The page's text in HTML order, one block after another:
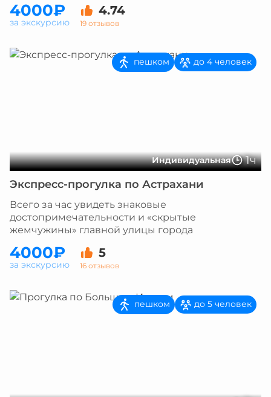
4000₽ 4.74
19 отзывов
за экскурсию
Индивидуальная 1ч
пешком до 4 человек
Экспресс-прогулка по Астрахани
Всего за час увидеть знаковые
достопримечательности и «скрытые
жемчужины» главной улицы города
4000₽ 5
16 отзывов
за экскурсию
пешком до 5 человек